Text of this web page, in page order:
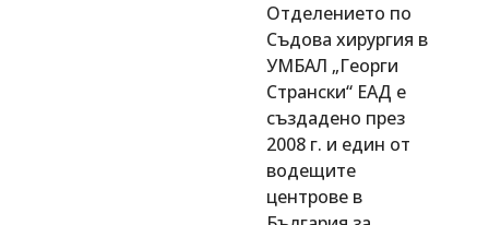
Отделението по
Съдова хирургия в
УМБАЛ „Георги
Странски“ ЕАД е
създадено през
2008 г. и един от
водещите
центрове в